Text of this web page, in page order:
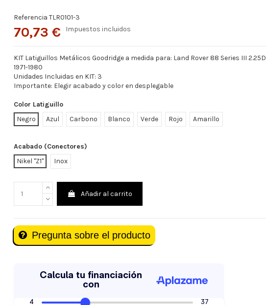
Referencia TLR0101-3
70,73 € Impuestos incluidos
KIT Latiguillos Metálicos Goodridge a medida para: Land Rover 88 Series III 2.25D
1971-1980
Unidades Incluidas en KIT: 3
Importante: Elegir acabado y color en desplegable
Color Latiguillo
Negro
Azul Carbono Blanco Verde Rojo Amarillo
Acabado (Conectores)
Nikel "Z1"
Inox
Añadir al carrito
Pregunta sobre el producto